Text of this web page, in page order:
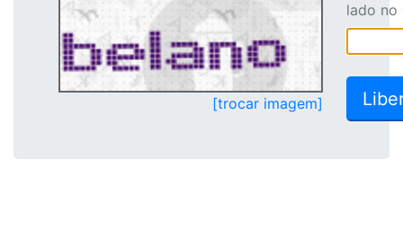
[trocar imagem]
lado no